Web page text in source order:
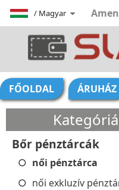
/ Magyar
FŐOLDAL ÁRUHÁZ
Bőr pénztárcák
női pénztárca
női exkluzív